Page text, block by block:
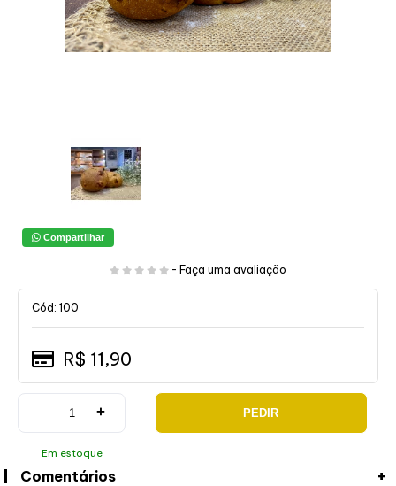
Compartilhar
- Faça uma avaliação
Cód: 100
R$ 11,90
+
Em estoque
PEDIR
Comentários